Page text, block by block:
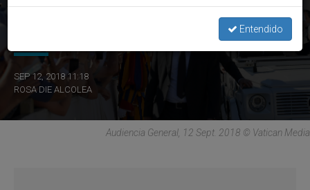
SEP 12, 2018 11:18
ROSA DIE ALCOLEA
Audiencia General, 12 Sept. 2018 © Vatican Media
Entendido